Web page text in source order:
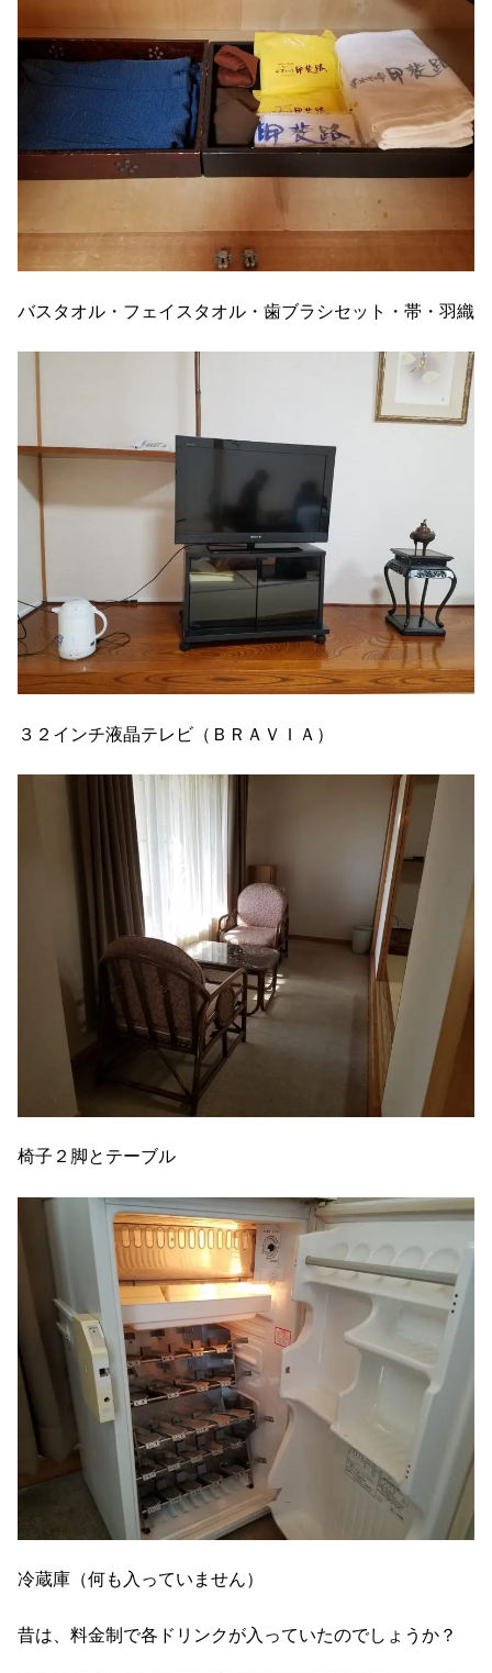
バスタオル・フェイスタオル・歯ブラシセット・帯・羽織
３２インチ液晶テレビ（ＢＲＡＶＩＡ）
椅子２脚とテーブル
冷蔵庫（何も入っていません）
昔は、料金制で各ドリンクが入っていたのでしょうか？